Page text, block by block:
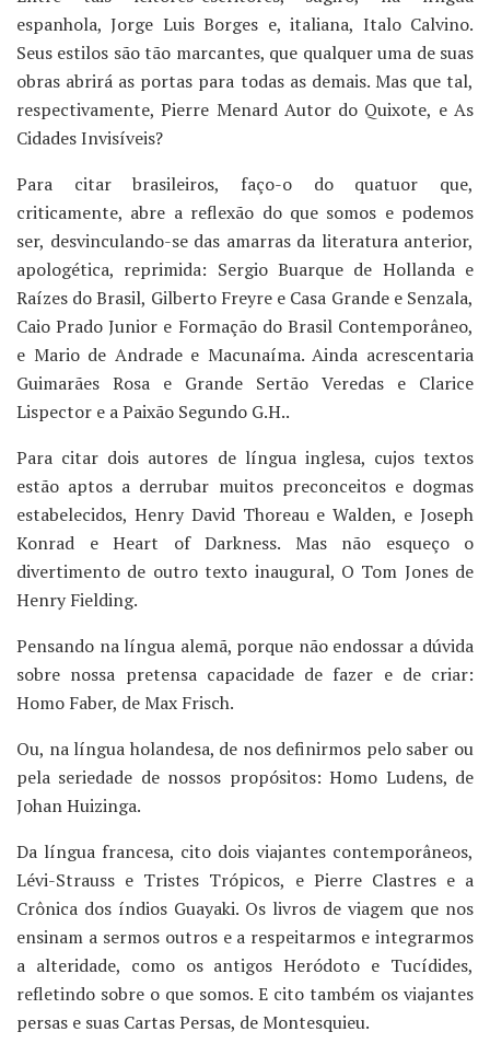
espanhola, Jorge Luis Borges e, italiana, Italo Calvino.
Seus estilos são tão marcantes, que qualquer uma de suas
obras abrirá as portas para todas as demais. Mas que tal,
respectivamente, Pierre Menard Autor do Quixote, e As
Cidades Invisíveis?
Para citar brasileiros, faço-o do quatuor que,
criticamente, abre a reflexão do que somos e podemos
ser, desvinculando-se das amarras da literatura anterior,
apologética, reprimida: Sergio Buarque de Hollanda e
Raízes do Brasil, Gilberto Freyre e Casa Grande e Senzala,
Caio Prado Junior e Formação do Brasil Contemporâneo,
e Mario de Andrade e Macunaíma. Ainda acrescentaria
Guimarães Rosa e Grande Sertão Veredas e Clarice
Lispector e a Paixão Segundo G.H..
Para citar dois autores de língua inglesa, cujos textos
estão aptos a derrubar muitos preconceitos e dogmas
estabelecidos, Henry David Thoreau e Walden, e Joseph
Konrad e Heart of Darkness. Mas não esqueço o
divertimento de outro texto inaugural, O Tom Jones de
Henry Fielding.
Pensando na língua alemã, porque não endossar a dúvida
sobre nossa pretensa capacidade de fazer e de criar:
Homo Faber, de Max Frisch.
Ou, na língua holandesa, de nos definirmos pelo saber ou
pela seriedade de nossos propósitos: Homo Ludens, de
Johan Huizinga.
Da língua francesa, cito dois viajantes contemporâneos,
Lévi-Strauss e Tristes Trópicos, e Pierre Clastres e a
Crônica dos índios Guayaki. Os livros de viagem que nos
ensinam a sermos outros e a respeitarmos e integrarmos
a alteridade, como os antigos Heródoto e Tucídides,
refletindo sobre o que somos. E cito também os viajantes
persas e suas Cartas Persas, de Montesquieu.